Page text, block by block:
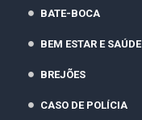
BATE-BOCA
BEM ESTAR E SAÚDE
BREJÕES
CASO DE POLÍCIA